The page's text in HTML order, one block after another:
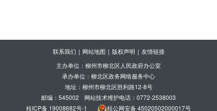
联系我们 | 网站地图 | 版权声明 | 友情链接
主办单位：柳州市柳北区人民政府办公室
承办单位：柳北区政务网络服务中心
地址：柳州市柳北区胜利路12-8号
邮编：545002
网站技术维护电话：0772-2538003
桂ICP备 19008682号-1
桂公网安备 45020502000017号